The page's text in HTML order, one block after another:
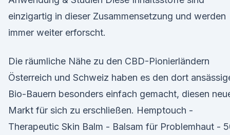
einzigartig in dieser Zusammensetzung und werden
immer weiter erforscht.
Die räumliche Nähe zu den CBD-Pionierländern
Österreich und Schweiz haben es den dort
Bio-Bauern besonders einfach gemacht, diesen
Markt für sich zu erschließen. Hemptouch -
Therapeutic Skin Balm - Balsam für Problemhaut -